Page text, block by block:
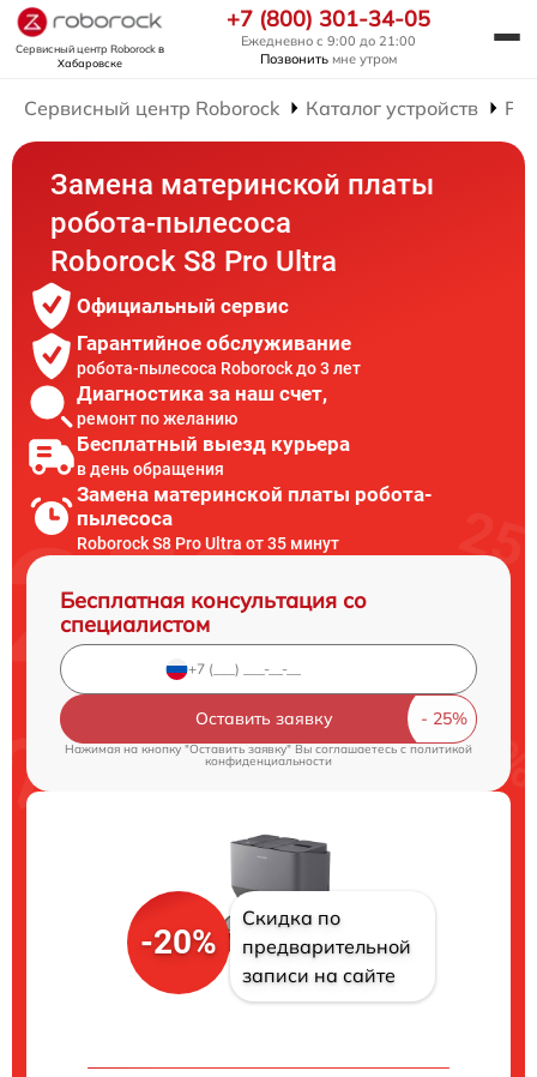
Сервисный центр Roborockв
Хабаровске
+7 (800) 301-34-05
Ежедневно с 9:00 до 21:00
Позвонить мне утром
Сервисный центр Roborock Каталог устройств
Замена материнской платы
робота-пылесоса
Roborock S8 Pro Ultra
Официальный сервис
Гарантийное обслуживание
робота-пылесоса Roborock до 3 лет
Диагностика за наш счет,
ремонт по желанию
Бесплатный выезд курьера
в день обращения
Замена материнской платы робота-
пылесоса
Roborock S8 Pro Ultra от 35 минут
Бесплатная консультация со
специалистом
Оставить заявку
Нажимая на кнопку "Оставить заявку" Вы соглашаетесь cполитикой
конфиденциальности
-20%
Скидка по
предварительной
записи на сайте